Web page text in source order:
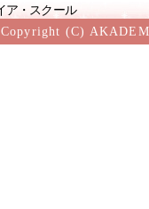
Copyright (C)